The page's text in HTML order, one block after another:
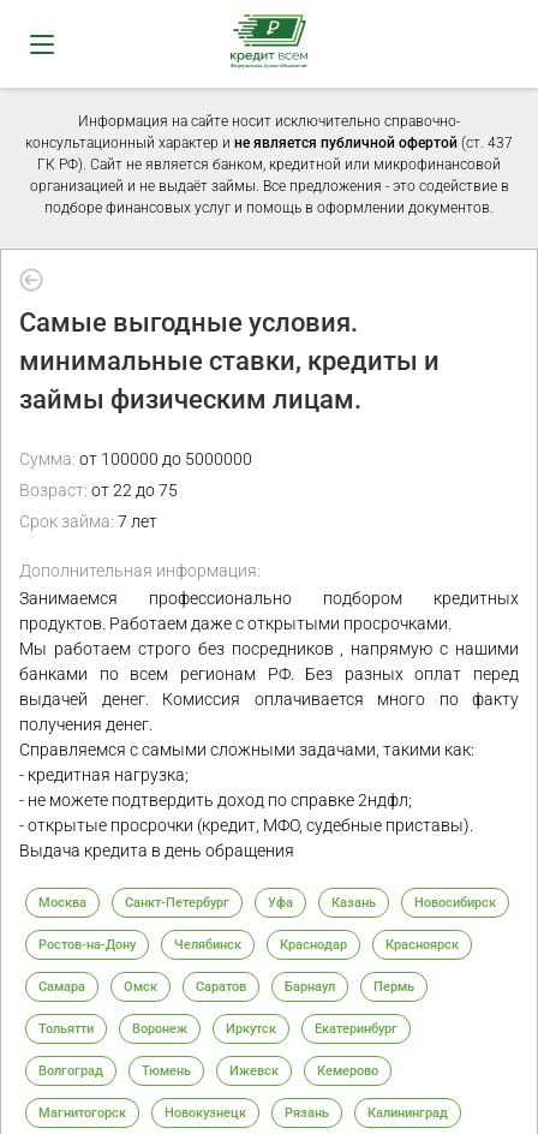
Информация на сайте носит исключительно справочно-
консультационный характер и не является публичной офертой (ст. 437
ГК РФ). Сайт не является банком, кредитной или микрофинансовой
организацией и не выдаёт займы. Все предложения - это содействие в
подборе финансовых услуг и помощь в оформлении документов.
Самые выгодные условия.
минимальные ставки, кредиты и
займы физическим лицам.
Сумма: от 100000 до 5000000
Возраст: от 22 до 75
Срок займа: 7 лет
Дополнительная информация:
Занимаемся профессионально подбором кредитных
продуктов. Работаем даже с открытыми просрочками.
Мы работаем строго без посредников , напрямую с нашими
банками по всем регионам РФ. Без разных оплат перед
выдачей денег. Комиссия оплачивается много по факту
получения денег.
Справляемся с самыми сложными задачами, такими как:
- кредитная нагрузка;
- не можете подтвердить доход по справке 2ндфл;
- открытые просрочки (кредит, МФО, судебные приставы).
Выдача кредита в день обращения
Москва Санкт-Петербург Уфа Казань Новосибирск
Ростов-на-Дону Челябинск Краснодар Красноярск
Самара Омск Саратов Барнаул Пермь
Тольятти Воронеж Иркутск Екатеринбург
Волгоград Тюмень Ижевск Кемерово
Магнитогорск Новокузнецк Рязань Калининград